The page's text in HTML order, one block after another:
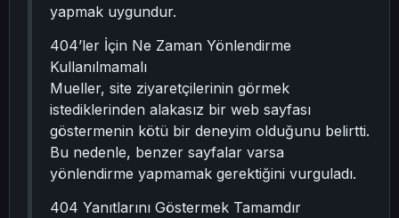
yapmak uygundur.
404’ler İçin Ne Zaman Yönlendirme
Kullanılmamalı
Mueller, site ziyaretçilerinin görmek
istediklerinden alakasız bir web sayfası
göstermenin kötü bir deneyim olduğunu belirtti.
Bu nedenle, benzer sayfalar varsa
yönlendirme yapmamak gerektiğini vurguladı.
404 Yanıtlarını Göstermek Tamamdır